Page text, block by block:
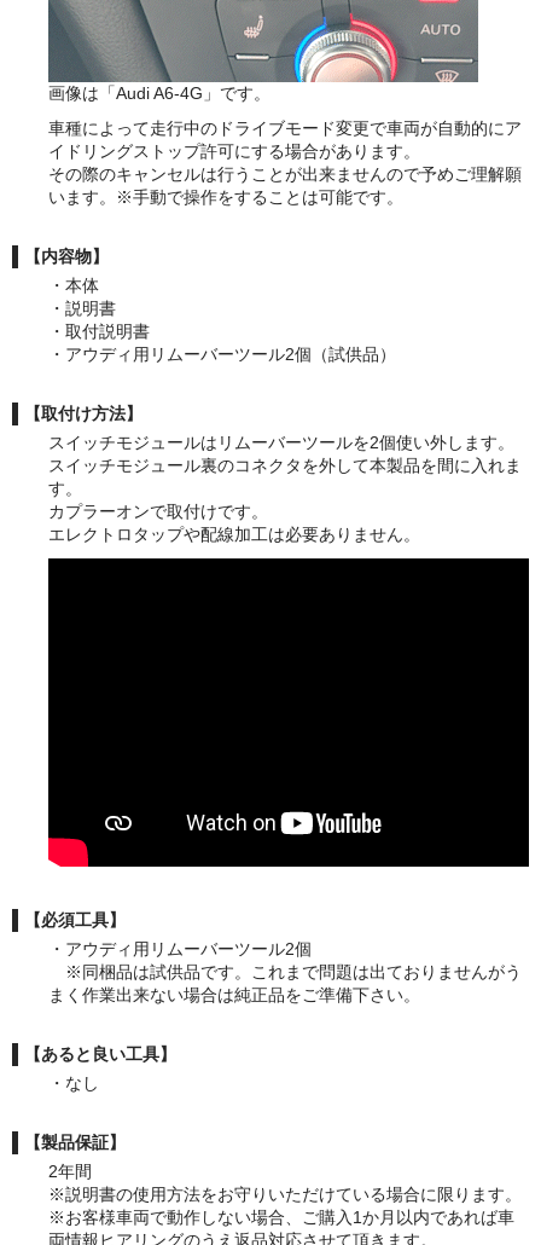
画像は「Audi A6-4G」です。
車種によって走行中のドライブモード変更で車両が自動的にア
イドリングストップ許可にする場合があります。
その際のキャンセルは行うことが出来ませんので予めご理解願
います。※手動で操作をすることは可能です。
【内容物】
・本体
・説明書
・取付説明書
・アウディ用リムーバーツール2個（試供品）
【取付け方法】
スイッチモジュールはリムーバーツールを2個使い外します。
スイッチモジュール裏のコネクタを外して本製品を間に入れま
す。
カプラーオンで取付けです。
エレクトロタップや配線加工は必要ありません。
【必須工具】
・アウディ用リムーバーツール2個
※同梱品は試供品です。これまで問題は出ておりませんがう
まく作業出来ない場合は純正品をご準備下さい。
【あると良い工具】
・なし
【製品保証】
2年間
※説明書の使用方法をお守りいただけている場合に限ります。
※お客様車両で動作しない場合、ご購入1か月以内であれば車
両情報ヒアリングのうえ返品対応させて頂きます。